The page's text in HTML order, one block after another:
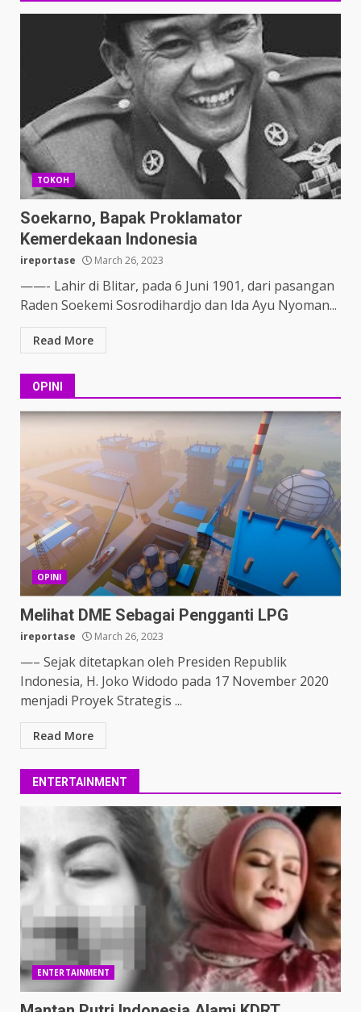
TOKOH
Soekarno, Bapak Proklamator
Kemerdekaan Indonesia
ireportase March 26, 2023
——- Lahir di Blitar, pada 6 Juni 1901, dari pasangan
Raden Soekemi Sosrodihardjo dan Ida Ayu Nyoman...
Read More
OPINI
OPINI
Melihat DME Sebagai Pengganti LPG
ireportase March 26, 2023
—– Sejak ditetapkan oleh Presiden Republik
Indonesia, H. Joko Widodo pada 17 November 2020
menjadi Proyek Strategis ...
Read More
ENTERTAINMENT
ENTERTAINMENT